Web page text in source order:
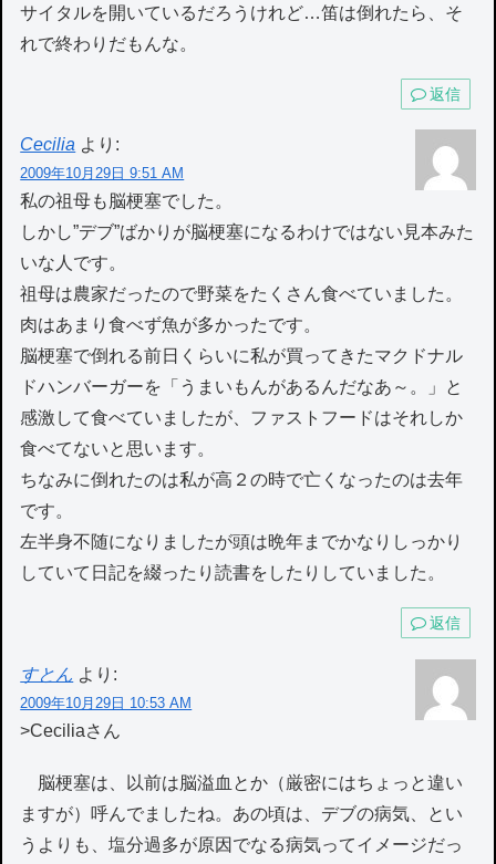
サイタルを開いているだろうけれど…笛は倒れたら、そ
れで終わりだもんな。
返信
Cecilia より:
2009年10月29日 9:51 AM
私の祖母も脳梗塞でした。
しかし”デブ”ばかりが脳梗塞になるわけではない見本みた
いな人です。
祖母は農家だったので野菜をたくさん食べていました。
肉はあまり食べず魚が多かったです。
脳梗塞で倒れる前日くらいに私が買ってきたマクドナル
ドハンバーガーを「うまいもんがあるんだなあ～。」と
感激して食べていましたが、ファストフードはそれしか
食べてないと思います。
ちなみに倒れたのは私が高２の時で亡くなったのは去年
です。
左半身不随になりましたが頭は晩年までかなりしっかり
していて日記を綴ったり読書をしたりしていました。
返信
すとん より:
2009年10月29日 10:53 AM
>Ceciliaさん
脳梗塞は、以前は脳溢血とか（厳密にはちょっと違い
ますが）呼んでましたね。あの頃は、デブの病気、とい
うよりも、塩分過多が原因でなる病気ってイメージだっ